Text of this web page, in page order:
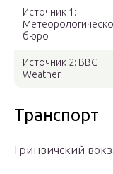
Источник 1:
бюро
Источник 2: BBC
Weather.
Транспорт
Гринвичский